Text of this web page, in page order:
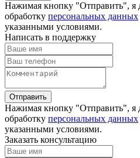
Нажимая кнопку "Отправить", я
обработку персональных данных
указанными условиями.
Написать в поддержку
Отправить
Нажимая кнопку "Отправить", я
обработку персональных данных
указанными условиями.
Заказать консультацию